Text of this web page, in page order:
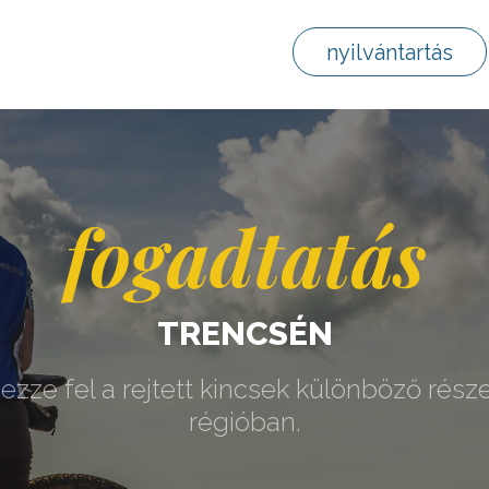
nyilvántartás
fogadtatás
TRENCSÉN
fel a rejtett kincsek különböző
régióban.